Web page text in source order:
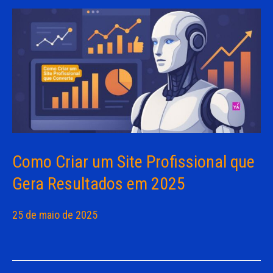
Como Criar um Site Profissional que
Gera Resultados em 2025
25 de maio de 2025